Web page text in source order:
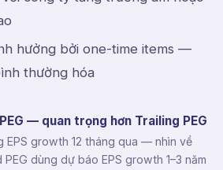
hưởng bởi one-time items —
thường hóa
— quan trọng hơn Trailing PEG
EPS growth 12 tháng qua — nhìn về
dùng dự báo EPS growth 1–3 năm